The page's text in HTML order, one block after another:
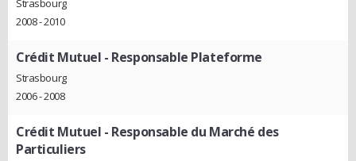
Strasbourg
2008 - 2010
Crédit Mutuel - Responsable Plateforme
Strasbourg
2006 - 2008
Crédit Mutuel - Responsable du Marché des
Particuliers